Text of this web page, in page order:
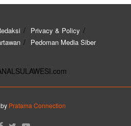
Privacy & Policy
Pedoman Media Siber
Pratama Connection